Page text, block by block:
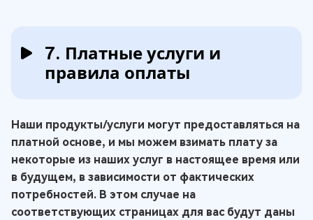
7. Платные услуги и
правила оплаты
Наши продукты/услуги могут предоставляться на
платной основе, и мы можем взимать плату за
некоторые из наших услуг в настоящее время или
в будущем, в зависимости от фактических
потребностей. В этом случае на
соответствующих страницах для вас будут даны